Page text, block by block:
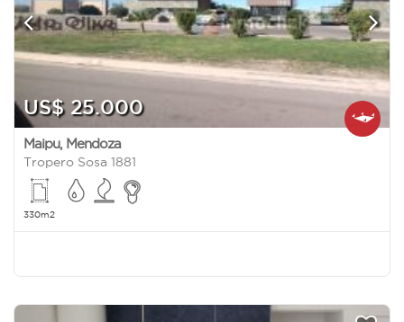
US$ 25.000
Maipu, Mendoza
Tropero Sosa 1881
330m2